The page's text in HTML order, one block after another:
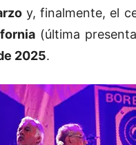
y, finalmente, el
(última
2025.